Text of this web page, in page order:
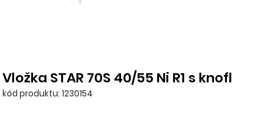
Vložka STAR 70S 40/55 Ni R1 s knofl
kód produktu: 1230154